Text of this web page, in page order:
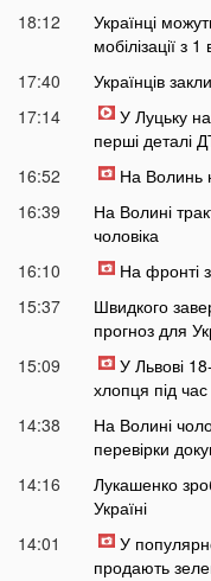
18:12
Українці
мобілізації з
17:40
Українців
17:14
У Луцьку на
перші деталі
16:52
На Волинь
16:39
На Волині
чоловіка
16:10
На фронті
15:37
Швидкого
прогноз для
15:09
У Львові
хлопця під
14:38
На Волині
перевірки
14:16
Лукашенко
Україні
14:01
У
продають